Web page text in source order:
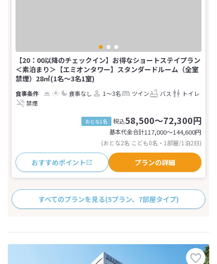
【20：00以降のチェックイン】お得なショートステイプラン
＜素泊まり＞【エミオンタワー】スタンダードルーム（全室
禁煙）28㎡(1名～3名1室)
食事なし 1～3名 ツイン バス
トイレ
禁煙
おとな1名 税込58,500～72,300円
基本代金合計117,000〜144,600円
(おとな2名 こども0名・1部屋/1泊2日)
おすすめポイント プランの詳細
すべてのプランを見る(5プラン、7部屋タイプ)